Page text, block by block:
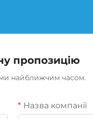
пропозицію
найближчим часом.
Назва компанії